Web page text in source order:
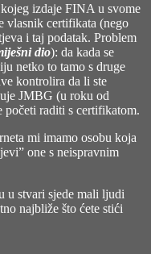
izdaje FINA u svome
vlasnik certifikata (nego
i taj podatak. Problem
dio): da kada se
netko to tamo s druge
kontrolira da li ste
JMBG (u roku od
početi raditi s certifikatom.
mi imamo osobu koja
one s neispravnim
u stvari sjede mali ljudi
najbliže što ćete stići